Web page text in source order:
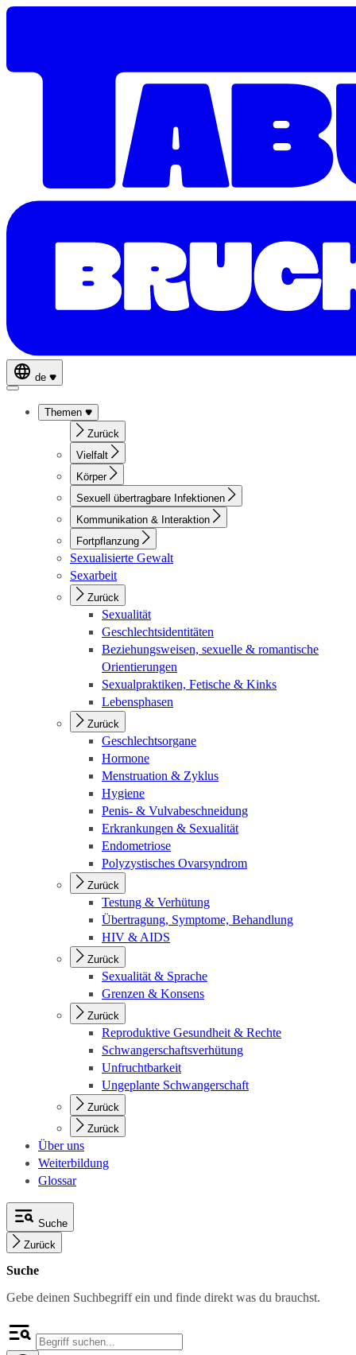
de
Themen
Zurück
Vielfalt
Körper
Sexuell übertragbare Infektionen
Kommunikation & Interaktion
Fortpflanzung
Sexualisierte Gewalt
Sexarbeit
Zurück
Sexualität
Geschlechtsidentitäten
Beziehungsweisen, sexuelle & romantische
Orientierungen
Sexualpraktiken, Fetische & Kinks
Lebensphasen
Zurück
Geschlechtsorgane
Hormone
Menstruation & Zyklus
Hygiene
Penis- & Vulvabeschneidung
Erkrankungen & Sexualität
Endometriose
Polyzystisches Ovarsyndrom
Zurück
Testung & Verhütung
Übertragung, Symptome, Behandlung
HIV & AIDS
Zurück
Sexualität & Sprache
Grenzen & Konsens
Zurück
Reproduktive Gesundheit & Rechte
Schwangerschaftsverhütung
Unfruchtbarkeit
Ungeplante Schwangerschaft
Zurück
Zurück
Über uns
Weiterbildung
Glossar
Suche
Zurück
Suche
Gebe deinen Suchbegriff ein und finde direkt was du brauchst.